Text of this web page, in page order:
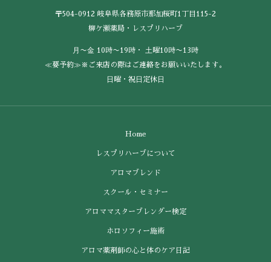
〒504-0912 岐阜県各務原市那加桜町1丁目115-2
柳ケ瀬薬局・レスプリハーブ
⽉〜⾦ 10時〜19時・ ⼟曜10時〜13時
≪要予約≫※ご来店の際はご連絡をお願いいたします。
⽇曜・祝⽇定休⽇
Home
レスプリハーブについて
アロマブレンド
スクール・セミナー
アロママスターブレンダー検定
ホロソフィー施術
アロマ薬剤師の心と体のケア日記